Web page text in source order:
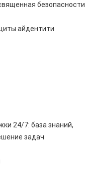
безопасности
айдентити
24/7: база знаний,
задач